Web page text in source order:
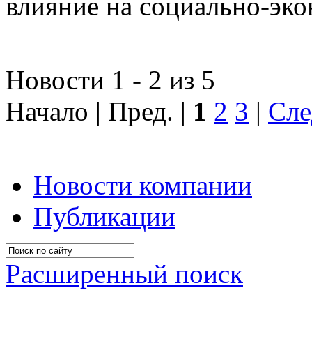
влияние на социально-
Новости 1 - 2 из 5
Начало | Пред. | 1 2 3 |
Новости компании
Публикации
Расширенный поиск